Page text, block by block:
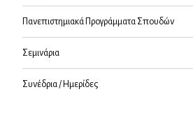
Πανεπιστημιακά Προγράμματα Σπουδών
Σεμινάρια
Συνέδρια / Ημερίδες